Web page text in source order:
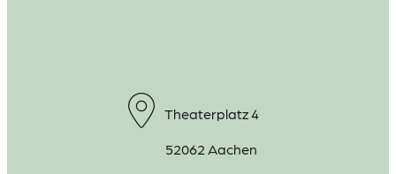
Theaterplatz 4
52062 Aachen